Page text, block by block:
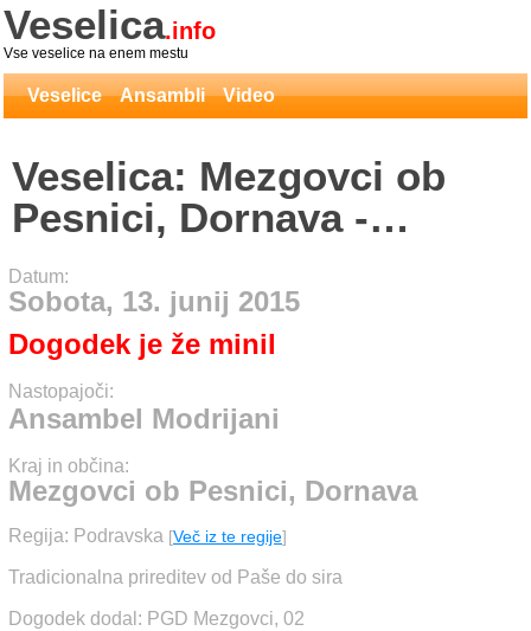
Veselica.info
Vse veselice na enem mestu
Veselice Ansambli Video
Veselica: Mezgovci ob
Pesnici, Dornava -
Ansambel Modrijani
Datum:
Sobota, 13. junij 2015
Dogodek je že minil
Nastopajoči:
Ansambel Modrijani
Kraj in občina:
Mezgovci ob Pesnici, Dornava
Regija: Podravska [Več iz te regije]
Tradicionalna prireditev od Paše do sira
Dogodek dodal: PGD Mezgovci, 02